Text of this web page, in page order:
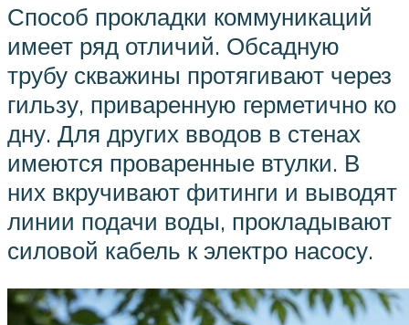
Способ прокладки коммуникаций
имеет ряд отличий. Обсадную
трубу скважины протягивают через
гильзу, приваренную герметично ко
дну. Для других вводов в стенах
имеются проваренные втулки. В
них вкручивают фитинги и выводят
линии подачи воды, прокладывают
силовой кабель к электро насосу.